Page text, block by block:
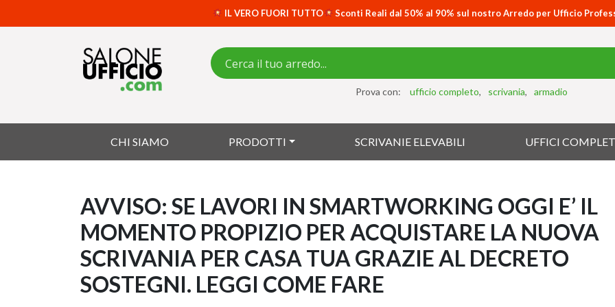
IL VERO FUORI TUTTO Sconti Reali dal 50% al 90% sul nostro Arredo per Ufficio
Prova con: ufficio completo scrivania armadio
CHI SIAMO PRODOTTI SCRIVANIE ELEVABILI UFFICI
AVVISO: SE LAVORI IN SMARTWORKING OGGI E’ IL
MOMENTO PROPIZIO PER ACQUISTARE LA NUOVA
SCRIVANIA PER CASA TUA GRAZIE AL DECRETO
SOSTEGNI. LEGGI COME FARE